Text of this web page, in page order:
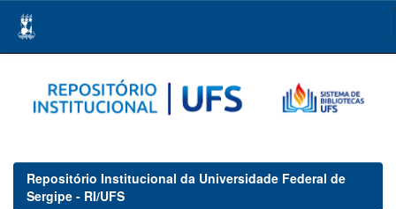
navigation
Repositório Institucional da Universidade Federal de
Sergipe - RI/UFS